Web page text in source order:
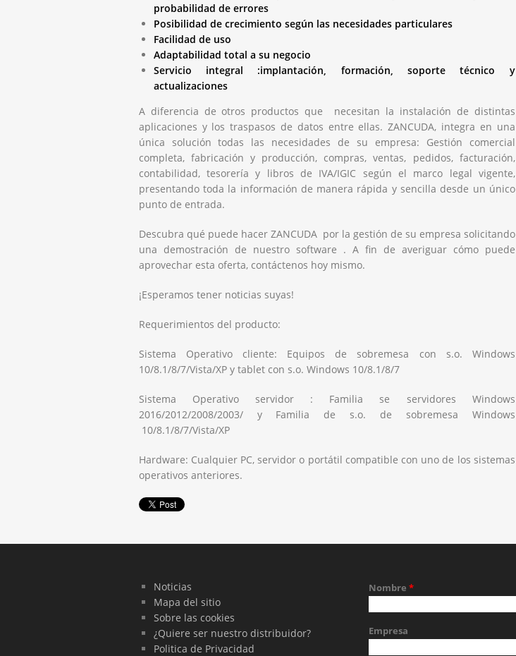
probabilidad de errores
Posibilidad de crecimiento según las necesidades particulares
Facilidad de uso
Adaptabilidad total a su negocio
Servicio integral :implantación, formación, soporte técnico y
actualizaciones
A diferencia de otros productos que necesitan la instalación de distintas
aplicaciones y los traspasos de datos entre ellas. ZANCUDA, integra en una
única solución todas las necesidades de su empresa: Gestión comercial
completa, fabricación y producción, compras, ventas, pedidos, facturación,
contabilidad, tesorería y libros de IVA/IGIC según el marco legal vigente,
presentando toda la información de manera rápida y sencilla desde un único
punto de entrada.
Descubra qué puede hacer ZANCUDA por la gestión de su empresa solicitando
una demostración de nuestro software . A fin de averiguar cómo puede
aprovechar esta oferta, contáctenos hoy mismo.
¡Esperamos tener noticias suyas!
Requerimientos del producto:
Sistema Operativo cliente: Equipos de sobremesa con s.o. Windows
10/8.1/8/7/Vista/XP y tablet con s.o. Windows 10/8.1/8/7
Sistema Operativo servidor : Familia se servidores Windows
2016/2012/2008/2003/ y Familia de s.o. de sobremesa Windows
10/8.1/8/7/Vista/XP
Hardware: Cualquier PC, servidor o portátil compatible con uno de los sistemas
operativos anteriores.
Noticias
Mapa del sitio
Sobre las cookies
¿Quiere ser nuestro distribuidor?
Politica de Privacidad
Nombre*
Empresa